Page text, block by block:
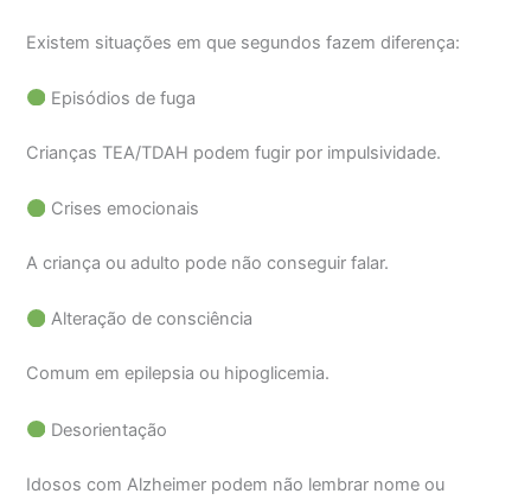
Existem situações em que segundos fazem diferença:
Episódios de fuga
Crianças TEA/TDAH podem fugir por impulsividade.
Crises emocionais
A criança ou adulto pode não conseguir falar.
Alteração de consciência
Comum em epilepsia ou hipoglicemia.
Desorientação
Idosos com Alzheimer podem não lembrar nome ou